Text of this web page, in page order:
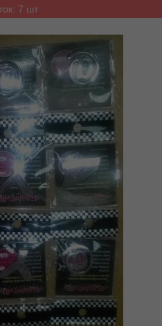
7 шт